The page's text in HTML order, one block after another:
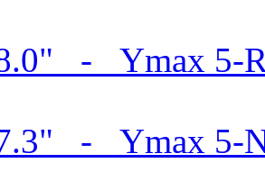
- Ymax 5-
- Ymax 5-